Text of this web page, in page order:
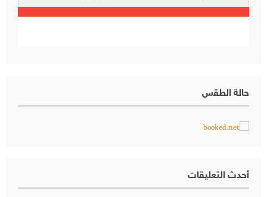
حالة الطقس
أحدث التعليقات